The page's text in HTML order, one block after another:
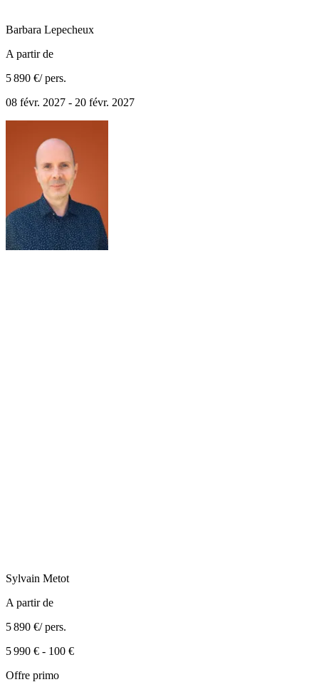
Barbara Lepecheux
A partir de
5 890 €/ pers.
08 févr. 2027 - 20 févr. 2027
Sylvain Metot
A partir de
5 890 €/ pers.
5 990 € - 100 €
Offre primo